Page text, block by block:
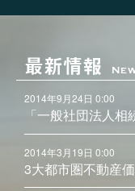
最新情報
2014年9月24日 0:00
「一般社団法人
2014年3月19日 0:00
3大都市圏不動産